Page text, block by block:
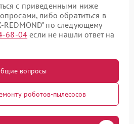
с приведенными ниже
либо обратиться в
REDMOND” по следующему
68-04 если не нашли ответ на
вопросы
роботов-пылесосов